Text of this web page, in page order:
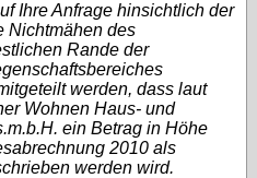
Ihre Anfrage hinsichtlich der
Nichtmähen des
Rande der
werden, dass laut
Wohnen Haus- und
ein Betrag in Höhe
2010 als
werden wird.